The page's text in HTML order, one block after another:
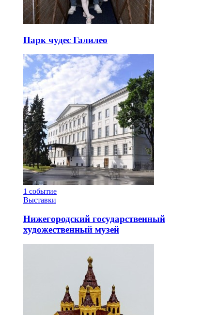
Парк чудес Галилео
1 событие
Выставки
Нижегородский государственный
художественный музей